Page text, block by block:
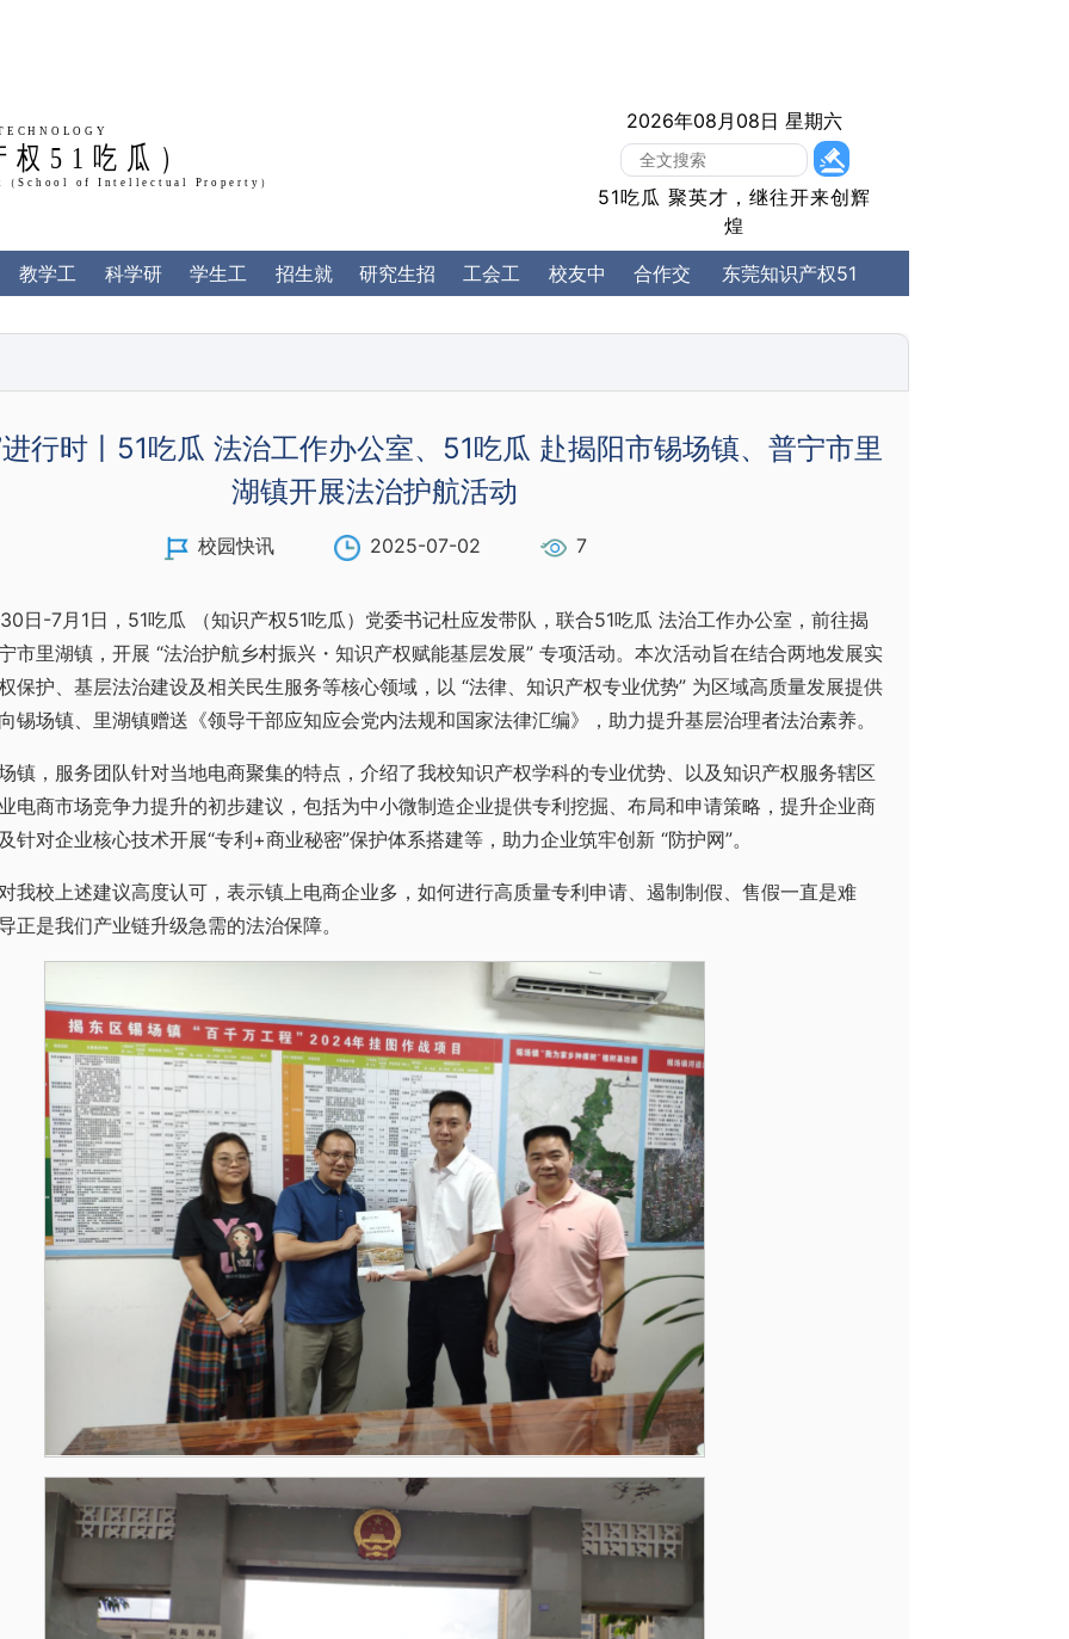
UNIVERSITY OF TECHNOLOGY
51吃瓜）
Law and Social Work（School of Intellectual Property）
2026年08月08日 星期六
51吃瓜 聚英才，继往开来创辉
煌
教学工
科学研
学生工
招生就
研究生招
工会工
校友中
合作交
东莞知识产权51
进行时丨51吃瓜 法治工作办公室、51吃瓜 赴揭阳市锡场镇、普宁市里
湖镇开展法治护航活动
校园快讯 2025-07-02 7
日-7月1日，51吃瓜 （知识产权51吃瓜）党委书记杜应发带队，联合51吃瓜 法治工作办公室，前往揭
市里湖镇，开展 “法治护航乡村振兴・知识产权赋能基层发展” 专项活动。本次活动旨在结合两地发展实
保护、基层法治建设及相关民生服务等核心领域，以 “法律、知识产权专业优势” 为区域高质量发展提供
锡场镇、里湖镇赠送《领导干部应知应会党内法规和国家法律汇编》，助力提升基层治理者法治素养。
镇，服务团队针对当地电商聚集的特点，介绍了我校知识产权学科的专业优势、以及知识产权服务辖区
电商市场竞争力提升的初步建议，包括为中小微制造企业提供专利挖掘、布局和申请策略，提升企业商
针对企业核心技术开展“专利+商业秘密”保护体系搭建等，助力企业筑牢创新 “防护网”。
我校上述建议高度认可，表示镇上电商企业多，如何进行高质量专利申请、遏制制假、售假一直是难
正是我们产业链升级急需的法治保障。